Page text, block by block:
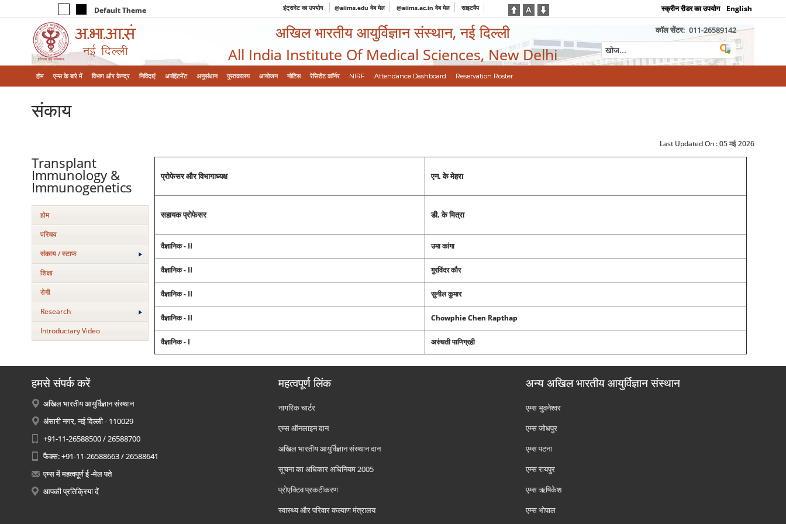
Default Theme इंट्रानेट का उपयोग @aiims.edu वेब मेल @aiims.ac.in वेब मेल साइटमैप स्क्रीन रीडर का उपयोग English
अखिल भारतीय आयुर्विज्ञान संस्थान, नई दिल्ली
All India Institute Of Medical Sciences, New Delhi
कॉल सेंटर: 011-26589142
होम एम्‍स के बारे में विभाग और केन्‍द्र निविदाएं अपॉइंटमेंट अनुसंधान पुस्तकालय आयोजन नोटिस रेसिडेंट कॉर्नर NIRF Attendance Dashboard Reservation Roster
संकाय
Last Updated On :05 मई 2026
Transplant
Immunology &
Immunogenetics
होम
परिचय
संकाय / स्टाफ
शिक्षा
रोगी
Research
Introductary Video
प्रोफेसर और विभागाध्‍यक्ष एन. के मेहरा
सहायक प्रोफेसर डी. के मित्रा
वैज्ञानिक - II उमा कांगा
वैज्ञानिक - II गुरविंदर कौर
वैज्ञानिक - II सुनील कुमार
वैज्ञानिक - II Chowphie Chen Rapthap
वैज्ञानिक - I अरुंधती पाणिग्रही
हमसे संपर्क करें
अखिल भारतीय आयुर्विज्ञान संस्थान
अंसारी नगर, नई दिल्ली - 110029
+91-11-26588500 / 26588700
फैक्स: +91-11-26588663 / 26588641
एम्स में महत्वपूर्ण ई -मेल पते
आपकी प्रतिक्रिया दें
महत्वपूर्ण लिंक
नागरिक चार्टर
एम्स ऑनलाइन दान
अखिल भारतीय आयुर्विज्ञान संस्थान दान
सूचना का अधिकार अधिनियम 2005
प्रोएक्टिव प्रकटीकरण
स्वास्थ्य और परिवार कल्याण मंत्रालय
अन्य अखिल भारतीय आयुर्विज्ञान संस्थान
एम्‍स भुवनेश्वर
एम्‍स जोधपुर
एम्‍स पटना
एम्‍स रायपुर
एम्‍स ऋषिकेश
एम्‍स भोपाल